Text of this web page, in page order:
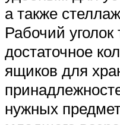
а также
Рабочий
достаточное
ящиков для
нужных